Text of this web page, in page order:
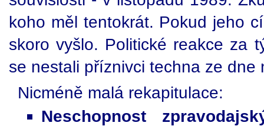
koho měl tentokrát. Pokud jeho
skoro vyšlo. Politické reakce za
se nestali příznivci techna ze dne
Nicméně malá rekapitulace:
Neschopnost